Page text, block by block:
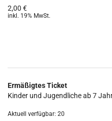
2,00 €
inkl. 19% MwSt.
Ermäßigtes Ticket
Kinder und Jugendliche ab 7
Aktuell verfügbar: 20